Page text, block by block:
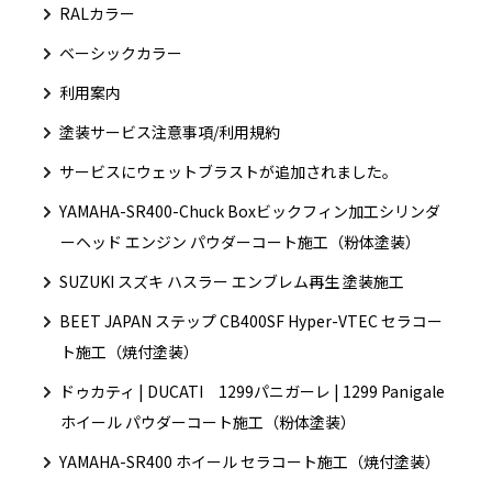
RALカラー
ベーシックカラー
利用案内
塗装サービス注意事項/利用規約
サービスにウェットブラストが追加されました。
YAMAHA-SR400-Chuck Boxビックフィン加工シリンダ
ーヘッド エンジン パウダーコート施工（粉体塗装）
SUZUKI スズキ ハスラー エンブレム再生 塗装施工
BEET JAPAN ステップ CB400SF Hyper-VTEC セラコー
ト施工（焼付塗装）
ドゥカティ | DUCATI 1299パニガーレ | 1299 Panigale
ホイール パウダーコート施工（粉体塗装）
YAMAHA-SR400 ホイール セラコート施工（焼付塗装）